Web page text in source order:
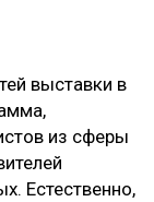
выставки в
из сферы
Естественно,